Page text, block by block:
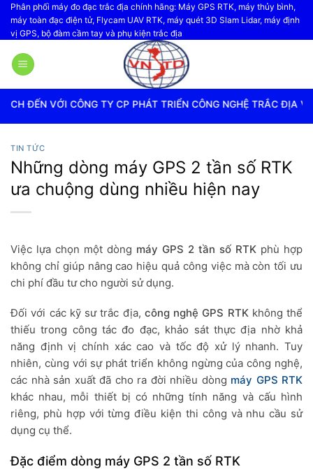
Bỏ
qua
nội
dung
Phân phối máy đo đạc trắc địa chính hãng: Máy GPS RTK, máy thủy bình,
máy toàn đạc điện tử, Flycam UAV RTK, máy quét 3D Slam Lidar, máy định
vị GPS, bộ đàm cầm tay và phụ kiện trắc địa
TY CP PHÁT TRIỂN CÔNG NGHỆ TRẮC ĐỊA VIỆT NAM
TIN TỨC
Những dòng máy GPS 2 tần số RTK
ưa chuộng dùng nhiều hiện nay
Việc lựa chọn một dòng máy GPS 2 tần số RTK phù hợp
không chỉ giúp nâng cao hiệu quả công việc mà còn tối ưu
chi phí đầu tư cho người sử dụng.
Đối với các kỹ sư trắc địa, công nghệ GPS RTKkhông thể
thiếu trong công tác đo đạc, khảo sát thực địa nhờ khả
năng định vị chính xác cao và tốc độ xử lý nhanh. Tuy
nhiên, cùng với sự phát triển không ngừng của công nghệ,
các nhà sản xuất đã cho ra đời nhiều dòng máy GPS RTK
khác nhau, mỗi thiết bị có những tính năng và cấu hình
riêng, phù hợp với từng điều kiện thi công và nhu cầu sử
dụng cụ thể.
Đặc điểm dòng máy GPS 2 tần số RTK